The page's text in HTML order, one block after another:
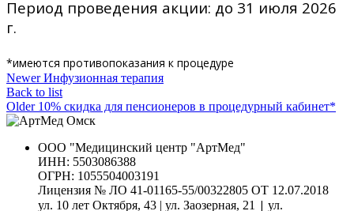
Период проведения акции: до 31 июля 2026
г.
*имеются противопоказания к процедуре
Newer Инфузионная терапия
Back to list
Older 10% скидка для пенсионеров в процедурный кабинет*
ООО "Медицинский центр "АртМед"
ИНН: 5503086388
ОГРН: 1055504003191
Лицензия № ЛО 41-01165-55/00322805 ОТ 12.07.2018
ул. 10 лет Октября, 43 | ул. Заозерная, 21 | ул.